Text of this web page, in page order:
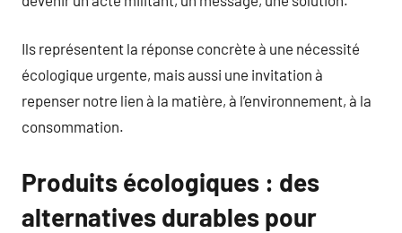
Ils représentent la réponse concrète à une nécessité
écologique urgente, mais aussi une invitation à
repenser notre lien à la matière, à l’environnement, à la
consommation.
Produits écologiques : des
alternatives durables pour